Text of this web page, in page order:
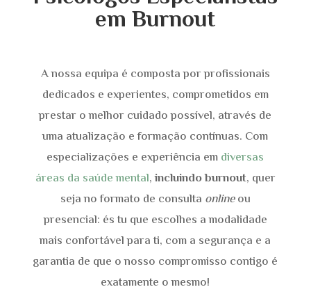
emBurnout
A nossa equipa é composta por profissionais
dedicados e experientes, comprometidos em
prestar o melhor cuidado possível, através de
uma atualização e formação contínuas. Com
especializações e experiência emdiversas
áreas da saúde mental,incluindo burnout, quer
seja no formato de consulta onlineou
presencial: és tu que escolhes a modalidade
mais confortável para ti, com a segurança e a
garantia de que o nosso compromisso contigo é
exatamente o mesmo!